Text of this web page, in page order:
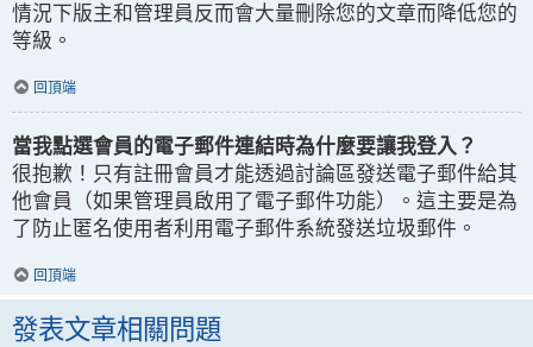
情況下版主和管理員反而會大量刪除您的文章而降低您的
等級。
回頂端
當我點選會員的電子郵件連結時為什麼要讓我登入？
很抱歉！只有註冊會員才能透過討論區發送電子郵件給其
他會員（如果管理員啟用了電子郵件功能）。這主要是為
了防止匿名使用者利用電子郵件系統發送垃圾郵件。
回頂端
發表文章相關問題